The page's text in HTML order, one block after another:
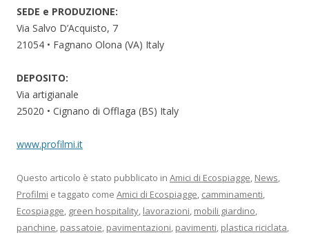
SEDE e PRODUZIONE:
Via Salvo D’Acquisto, 7
21054 • Fagnano Olona (VA) Italy
DEPOSITO:
Via artigianale
25020 • Cignano di Offlaga (BS) Italy
www.profilmi.it
Questo articolo è stato pubblicato in Amici di Ecospiagge, News,
Profilmi e taggato come Amici di Ecospiagge, camminamenti,
Ecospiagge, green hospitality, lavorazioni, mobili giardino,
panchine, passatoie, pavimentazioni, pavimenti, plastica riciclata,